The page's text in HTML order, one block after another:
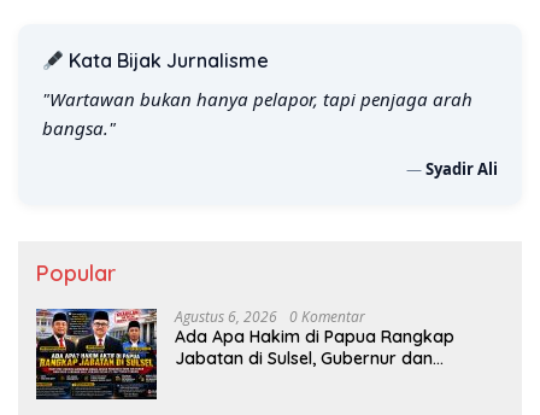
Kata Bijak Jurnalisme
"Wartawan bukan hanya pelapor, tapi penjaga arah
bangsa."
—Syadir Ali
Popular
Agustus 6, 2026 0 Komentar
Ada Apa Hakim di Papua Rangkap
Jabatan di Sulsel, Gubernur dan